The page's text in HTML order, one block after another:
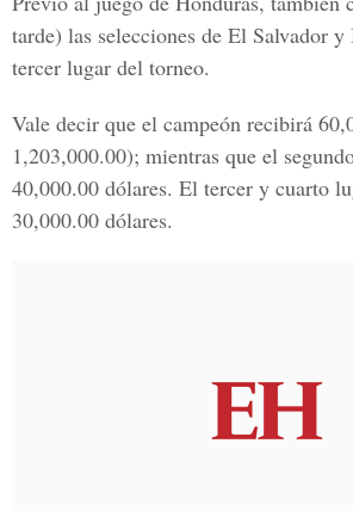
tarde) las selecciones de El Salvador
tercer lugar del torneo.
Vale decir que el campeón recibirá
1,203,000.00); mientras que el
40,000.00 dólares. El tercer y cuarto
30,000.00 dólares.